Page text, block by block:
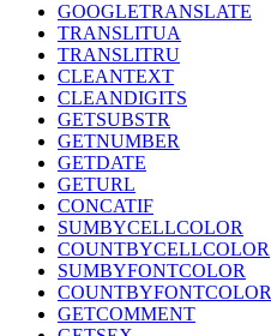
GOOGLETRANSLATE
TRANSLITUA
TRANSLITRU
CLEANTEXT
CLEANDIGITS
GETSUBSTR
GETNUMBER
GETDATE
GETURL
CONCATIF
SUMBYCELLCOLOR
COUNTBYCELLCOLOR
SUMBYFONTCOLOR
COUNTBYFONTCOLOR
GETCOMMENT